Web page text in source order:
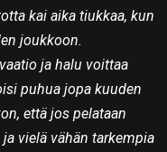
kai aika tiukkaa, kun
joukkoon.
ja halu voittaa
puhua jopa kuuden
että jos pelataan
vielä vähän tarkempia